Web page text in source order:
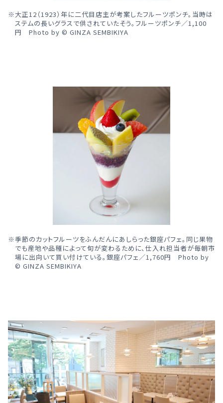
大正12（1923）年に二代目店主が考案したフルーツポンチ。当時は
ステムの長いグラスで供されていたそう。フルーツポンチ／1,100
円 Photo by © GINZA SEMBIKIYA
季節のカットフルーツをふんだんにあしらった銀座パフェ。同じ果物
でも産地や品種によって旬が変わるために、仕入れ担当者が毎朝市
場に出向いて買い付けている。銀座パフェ／1,760円 Photo by
© GINZA SEMBIKIYA